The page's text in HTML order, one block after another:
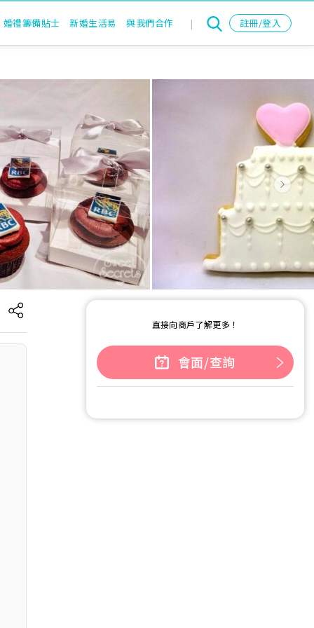
婚禮籌備貼士 新婚生活易 與我們合作 | 註冊/登入
直接向商戶了解更多！
會面/查詢